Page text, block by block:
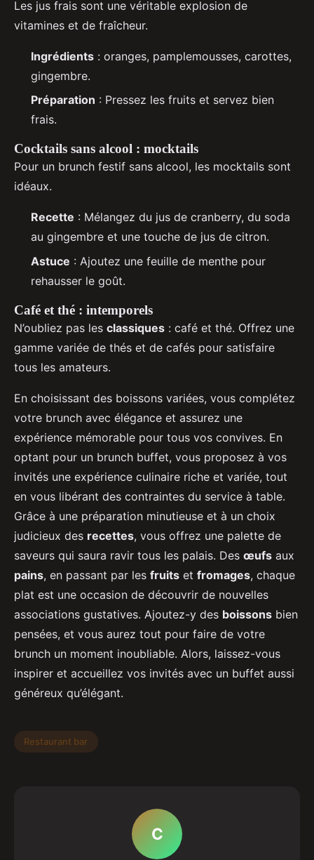
Les jus frais sont une véritable explosion de
vitamines et de fraîcheur.
Ingrédients : oranges, pamplemousses, carottes,
gingembre.
Préparation : Pressez les fruits et servez bien
frais.
Cocktails sans alcool : mocktails
Pour un brunch festif sans alcool, les mocktails sont
idéaux.
Recette : Mélangez du jus de cranberry, du soda
au gingembre et une touche de jus de citron.
Astuce : Ajoutez une feuille de menthe pour
rehausser le goût.
Café et thé : intemporels
N’oubliez pas les classiques : café et thé. Offrez une
gamme variée de thés et de cafés pour satisfaire
tous les amateurs.
En choisissant des boissons variées, vous complétez
votre brunch avec élégance et assurez une
expérience mémorable pour tous vos convives. En
optant pour un brunch buffet, vous proposez à vos
invités une expérience culinaire riche et variée, tout
en vous libérant des contraintes du service à table.
Grâce à une préparation minutieuse et à un choix
judicieux des recettes, vous offrez une palette de
saveurs qui saura ravir tous les palais. Des œufs aux
pains, en passant par les fruits et fromages, chaque
plat est une occasion de découvrir de nouvelles
associations gustatives. Ajoutez-y des boissons bien
pensées, et vous aurez tout pour faire de votre
brunch un moment inoubliable. Alors, laissez-vous
inspirer et accueillez vos invités avec un buffet aussi
généreux qu’élégant.
Restaurant bar
C